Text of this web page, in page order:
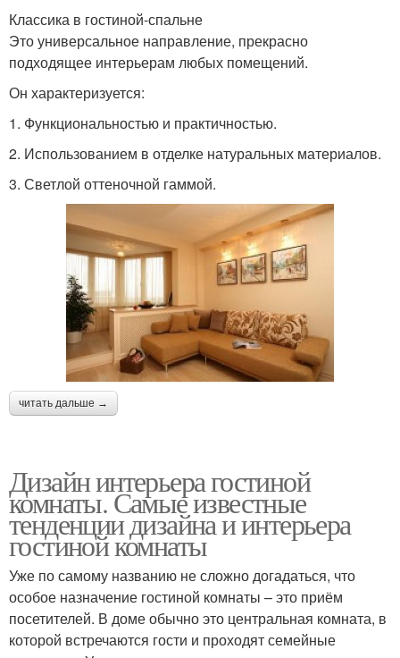
Классика в гостиной-спальне
Это универсальное направление, прекрасно
подходящее интерьерам любых помещений.
Он характеризуется:
1.​ Функциональностью и практичностью.
2.​ Использованием в отделке натуральных материалов.
3.​ Светлой оттеночной гаммой.
читать дальше →
Дизайн интерьера гостиной
комнаты. Самые известные
тенденции дизайна и интерьера
гостиной комнаты
Уже по самому названию не сложно догадаться, что
особое назначение гостиной комнаты – это приём
посетителей. В доме обычно это центральная комната, в
которой встречаются гости и проходят семейные